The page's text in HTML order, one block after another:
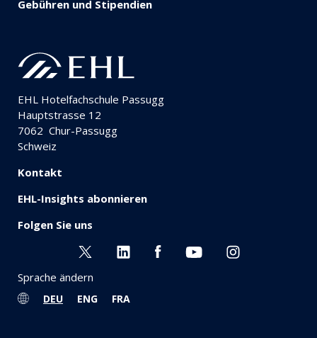
Gebühren und Stipendien
EHL Hotelfachschule Passugg
Hauptstrasse 12
7062 Chur-Passugg
Schweiz
Kontakt
EHL-Insights abonnieren
Folgen Sie uns
Sprache ändern
DEU ENG FRA